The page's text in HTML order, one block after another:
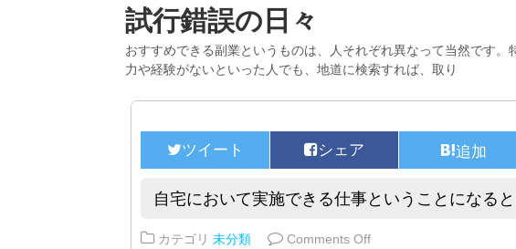
試行錯誤の日々
おすすめできる副業というものは、人それぞれ異なって当然です。
力や経験がないといった人でも、地道に検索すれば、取り
自宅において実施できる仕事ということになる
カテゴリ 未分類 Comments Offon 自宅において実施で